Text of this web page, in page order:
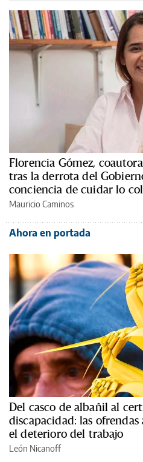
Florencia Gómez,
tras la derrota del
conciencia de cuidar lo
Mauricio Caminos
Ahora en portada
Del casco de albañil al
discapacidad: las ofrendas
el deterioro del trabajo
León Nicanoff